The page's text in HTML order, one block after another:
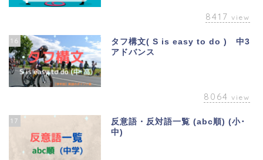
8417 view
16
タフ構文( S is easy to do ) 中3
アドバンス
8064 view
17
反意語・反対語一覧 (abc順) (小･
中)